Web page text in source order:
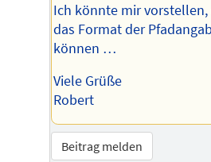
Ich könnte mir vorstellen,
das Format der
können …
Viele Grüße
Robert
Beitrag melden